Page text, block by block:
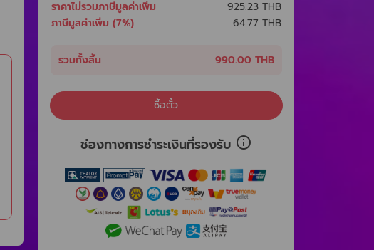
ราคาไม่รวมภาษีมูลค่าเพิ่ม
925.23THB
ภาษีมูลค่าเพิ่ม (7%)
64.77 THB
รวมทั้งสิ้น 990.00 THB
ซื้อตั๋ว
ช่องทางการชำระเงินที่รองรับ